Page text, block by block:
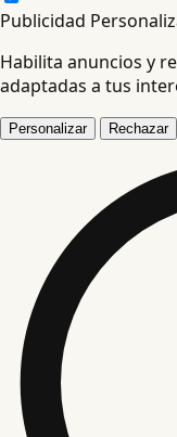
Publicidad
Habilita anuncios y
adaptadas a tus
Personalizar Rechazar